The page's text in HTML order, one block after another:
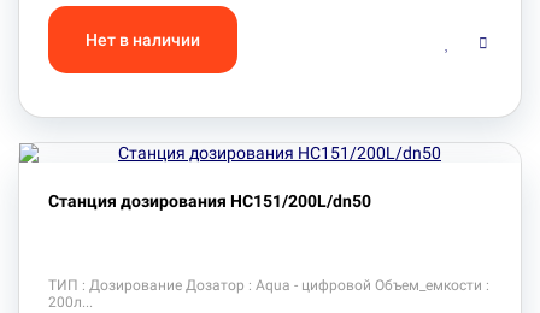
Станция дозирования HC151/200L/dn50
ТИП : Дозирование Дозатор : Aqua - цифровой Объем_емкости :
200л